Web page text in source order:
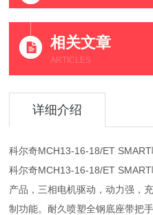
相关文章
ARTICLES
详细介绍
科尔奇MCH13-16-18/ET
科尔奇MCH13-16-18/ET
产品，三相电机驱动，动力强，
制功能。耐久喷塑全钢底座带把